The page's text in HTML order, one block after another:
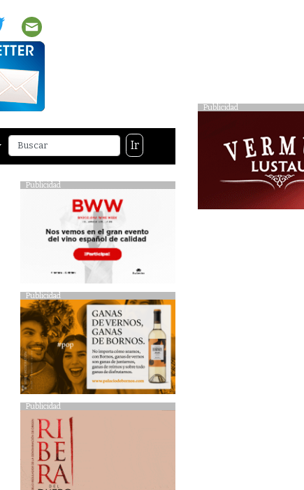
Publicidad
Ir
Publicidad
Publicidad
Publicidad